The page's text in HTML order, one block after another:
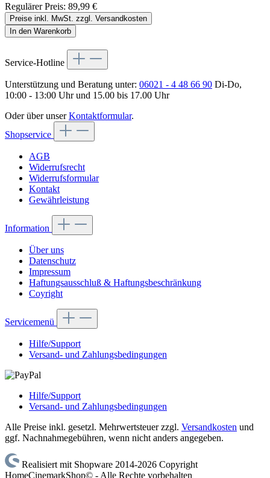
Regulärer Preis: 89,99 €
Preise inkl. MwSt. zzgl. Versandkosten
In den Warenkorb
Service-Hotline
Unterstützung und Beratung unter: 06021 - 4 48 66 90 Di-Do,
10:00 - 13:00 Uhr und 15.00 bis 17.00 Uhr
Oder über unserKontaktformular.
Shopservice
AGB
Widerrufsrecht
Widerrufsformular
Kontakt
Gewährleistung
Information
Über uns
Datenschutz
Impressum
Haftungsausschluß & Haftungsbeschränkung
Coyright
Servicemenü
Hilfe/Support
Versand- und Zahlungsbedingungen
Hilfe/Support
Versand- und Zahlungsbedingungen
Alle Preise inkl. gesetzl. Mehrwertsteuer zzgl. Versandkosten und
ggf. Nachnahmegebühren, wenn nicht anders angegeben.
Realisiert mit Shopware 2014-2026 Copyright
HomeCinemarkShop© - Alle Rechte vorbehalten